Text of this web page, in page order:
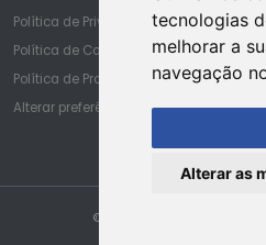
tecnologias
melhorar a
navegação
Alterar as
Política de Privacidade
Política de Cookies
Política de Proteção de Dados
Alterar preferências de cookies
© Copyright Consulped.